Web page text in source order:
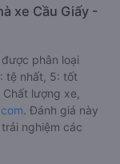
xe Cầu Giấy -
phân loại
tệ nhất, 5: tốt
lượng xe,
. Đánh giá này
nghiệm các